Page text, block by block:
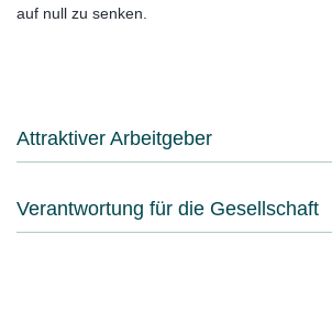
auf null zu senken.
Attraktiver Arbeitgeber
Verantwortung für die Gesellschaft